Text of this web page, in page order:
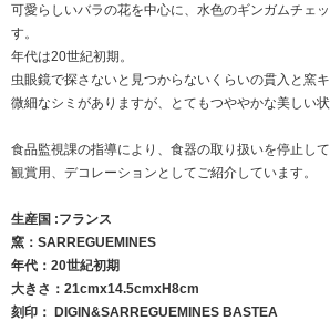
可愛らしいバラの花を中心に、水色のギンガムチェ
す。
年代は20世紀初期。
虫眼鏡で探さないと見つからないくらいの貫入と窯キ
微細なシミがありますが、とてもつややかな美しい状
食品監視課の指導により、食器の取り扱いを停止して
観賞用、デコレーションとしてご紹介しています。
生産国 :フランス
窯：SARREGUEMINES
年代：20世紀初期
大きさ：21cmx14.5cmxH8cm
刻印： DIGIN&SARREGUEMINES BASTEA